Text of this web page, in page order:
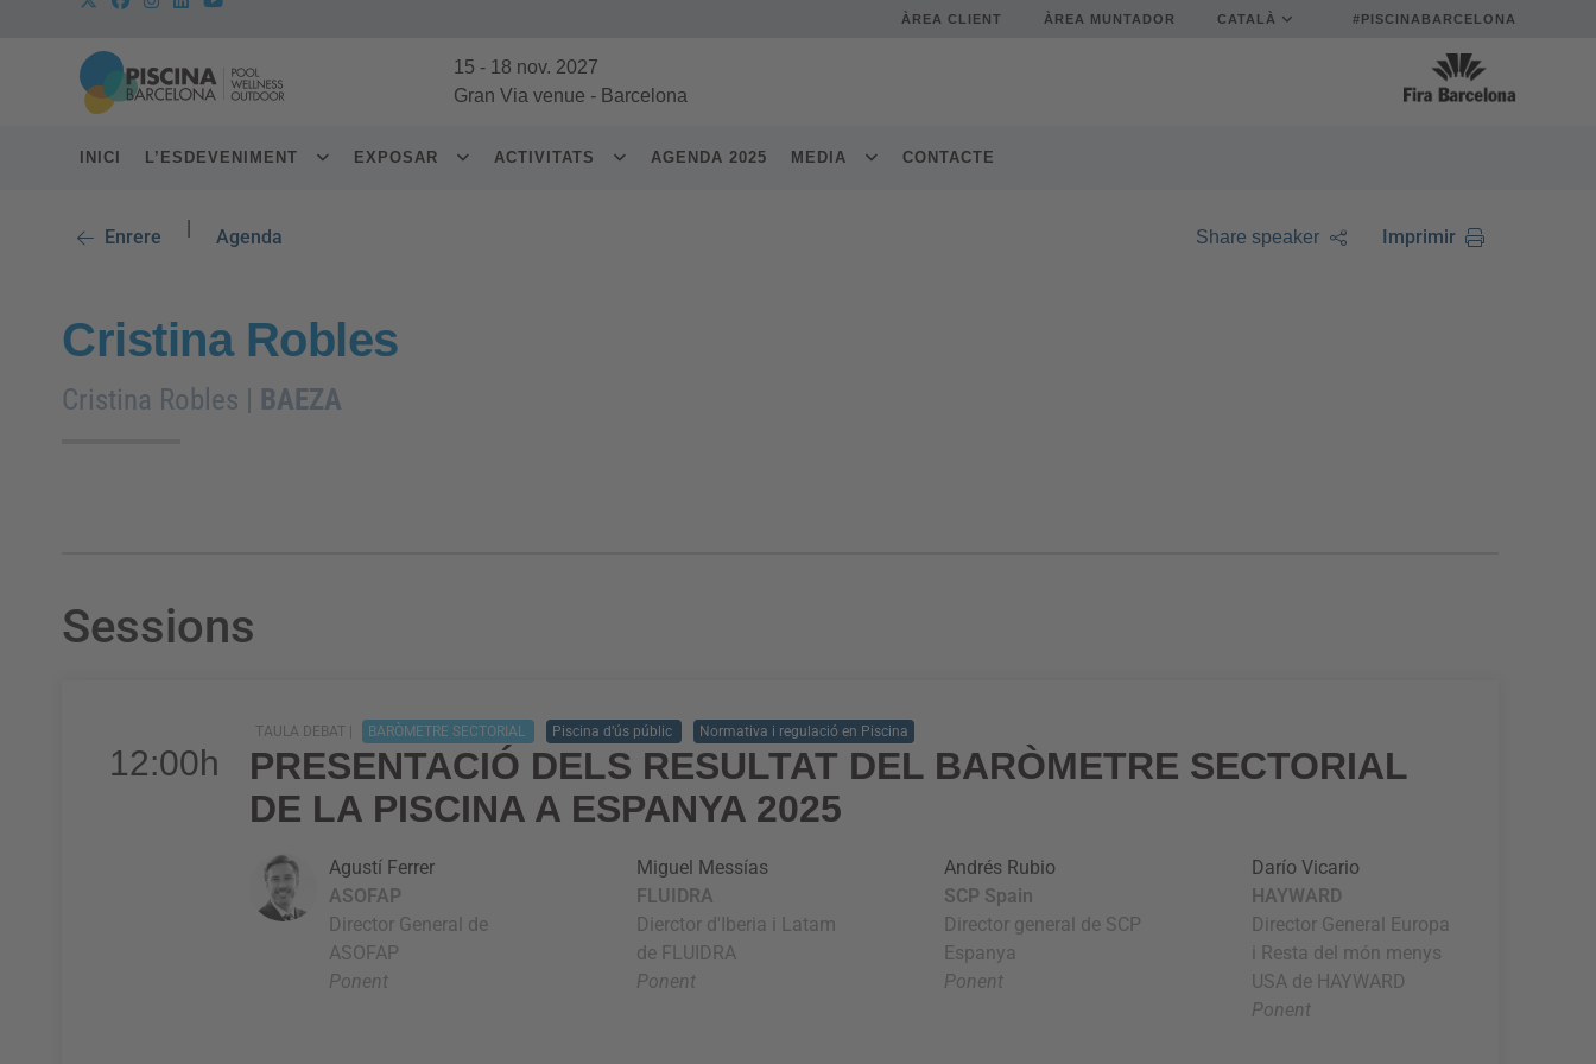
ÀREA CLIENT ÀREA MUNTADOR CATALÀ #PISCINABARCELONA
15 - 18 nov. 2027
Gran Via venue - Barcelona
INICI L’ESDEVENIMENT EXPOSAR ACTIVITATS AGENDA 2025 MEDIA CONTACTE
Enrere Agenda Share speaker Imprimir
Cristina Robles
Cristina Robles | BAEZA
Sessions
12:00h
TAULA DEBAT | BARÒMETRE SECTORIAL Piscina d’ús públic Normativa i regulació en Piscina
PRESENTACIÓ DELS RESULTAT DEL BARÒMETRE SECTORIAL
DE LA PISCINA A ESPANYA 2025
Agustí Ferrer
ASOFAP
Director General de
ASOFAP
Ponent
Miguel Messías
FLUIDRA
Dierctor d'Iberia i Latam
de FLUIDRA
Ponent
Andrés Rubio
SCP Spain
Director general de SCP
Espanya
Ponent
Darío Vicario
HAYWARD
Director General Europa
i Resta del món menys
USA de HAYWARD
Ponent